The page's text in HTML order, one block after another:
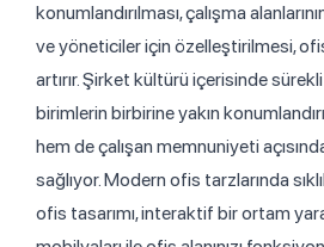
konumlandırılması, çalışma
ve yöneticiler için özelleştirilmesi,
artırır. Şirket kültürü içerisinde
birimlerin birbirine yakın
hem de çalışan memnuniyeti
sağlıyor. Modern ofis tarzlarında
ofis tasarımı, interaktif bir ortam